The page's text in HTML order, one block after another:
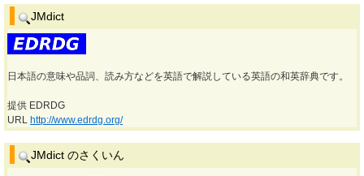
JMdict
日本語の意味や品詞、読み方などを英語で解説している英語の和英辞典です。
提供 EDRDG
URL http://www.edrdg.org/
JMdict のさくいん